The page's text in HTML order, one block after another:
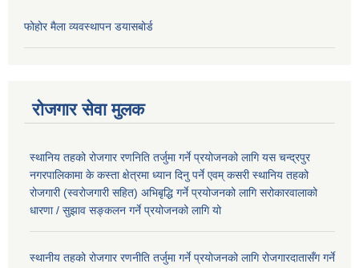
फोहोर मैला व्यवस्थापन डयासबोर्ड
रोजगार सेवा मुलक
स्थानिय तहको रोजगार रणनिति तर्जुमा गर्ने प्रयोजनको लागि यस चन्द्रपुर
नगरपालिकामा के कस्ता क्षेत्रमा ध्यान दिनु पर्ने एवम् कसरी स्थानिय तहको
रोजगारी (स्वरोजगारी सहित) अभिबृद्धि गर्ने प्रयोजनको लागि सरोकारवालाको
धारणा / सुझाव सङ्कलन गर्ने प्रयोजनको लागि यो
स्थानीय तहको रोजगार रणनीति तर्जुमा गर्ने प्रयोजनको लागि रोजगारदातासँग गर्ने